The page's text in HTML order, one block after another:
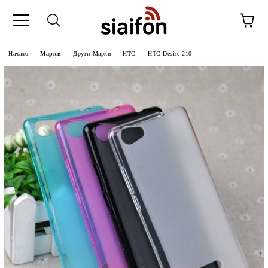
Начало Марки Други Марки HTC HTC Desire 210